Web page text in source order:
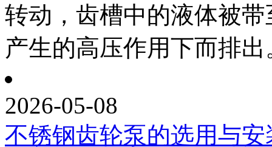
转动，齿槽中的液体被
产生的高压作用下而排出
2026-05-08
不锈钢齿轮泵的选用与安